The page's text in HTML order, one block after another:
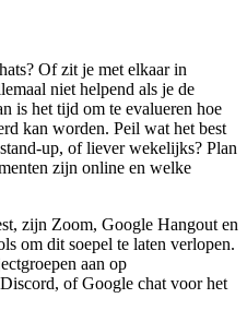
Of zit je met elkaar in
niet helpend als je de
is het tijd om te evalueren hoe
kan worden. Peil wat het best
up, of liever wekelijks? Plan
zijn online en welke
zijn Zoom, Google Hangout en
om dit soepel te laten verlopen.
aan op
of Google chat voor het